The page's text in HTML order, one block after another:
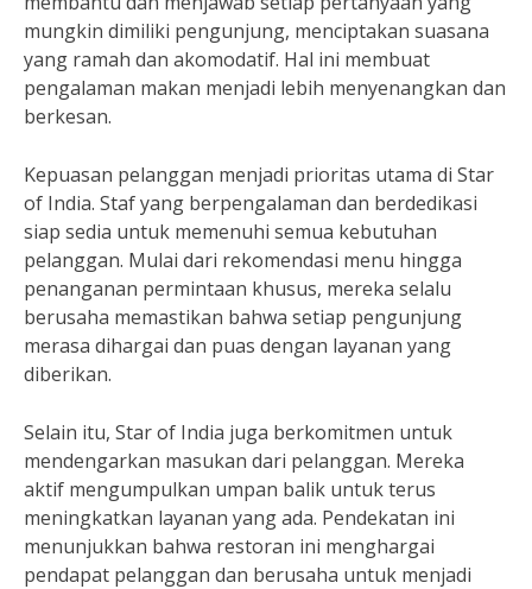
mungkin dimiliki pengunjung, menciptakan suasana
yang ramah dan akomodatif. Hal ini membuat
pengalaman makan menjadi lebih menyenangkan dan
berkesan.
Kepuasan pelanggan menjadi prioritas utama di Star
of India. Staf yang berpengalaman dan berdedikasi
siap sedia untuk memenuhi semua kebutuhan
pelanggan. Mulai dari rekomendasi menu hingga
penanganan permintaan khusus, mereka selalu
berusaha memastikan bahwa setiap pengunjung
merasa dihargai dan puas dengan layanan yang
diberikan.
Selain itu, Star of India juga berkomitmen untuk
mendengarkan masukan dari pelanggan. Mereka
aktif mengumpulkan umpan balik untuk terus
meningkatkan layanan yang ada. Pendekatan ini
menunjukkan bahwa restoran ini menghargai
pendapat pelanggan dan berusaha untuk menjadi